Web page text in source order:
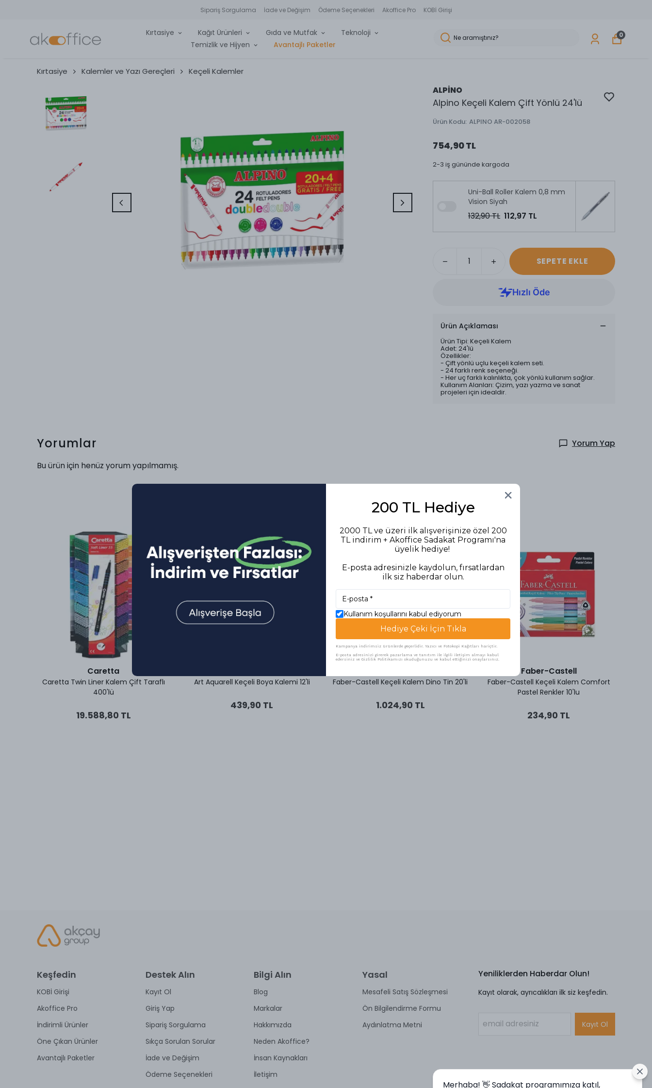
Sipariş Sorgulama İade ve Değişim Ödeme Seçenekleri Akoffice Pro KOBİ Girişi
Kırtasiye Kağıt Ürünleri Gıda ve Mutfak
Teknoloji
Temizlik ve Hijyen
Avantajlı Paketler
0
Kırtasiye Kalemler ve Yazı Gereçleri Keçeli Kalemler
ALPİNO
Alpino Keçeli Kalem Çift Yönlü 24'lü
Ürün Kodu: ALPINO AR-002058
754,90 TL
2-3 iş gününde kargoda
Uni-Ball Roller Kalem 0,8 mm
Vision Siyah
132,90 TL 112,97 TL
SEPETE EKLE
Ürün Açıklaması
Ürün Tipi: Keçeli Kalem
Adet: 24'lü
Özellikler:
- Çift yönlü uçlu keçeli kalem seti.
- 24 farklı renk seçeneği.
- Her uç farklı kalınlıkta, çok yönlü kullanım sağlar.
Kullanım Alanları: Çizim, yazı yazma ve sanat
projeleri için idealdir.
Yorumlar
Yorum Yap
Bu ürün için henüz yorum yapılmamış.
Caretta
Caretta Twin Liner Kalem Çift Taraflı
400'lü
19.588,80 TL
Art Aquarell Keçeli Boya Kalemi 12'li
439,90 TL
Faber-Castell Keçeli Kalem Dino Tin 20'li
1.024,90 TL
Faber-Castell
Faber-Castell Keçeli Kalem Comfort
Pastel Renkler 10'lu
234,90 TL
Keşfedin
KOBİ Girişi
Akoffice Pro
İndirimli Ürünler
Öne Çıkan Ürünler
Avantajlı Paketler
Destek Alın
Kayıt Ol
Giriş Yap
Sipariş Sorgulama
Sıkça Sorulan Sorular
İade ve Değişim
Ödeme Seçenekleri
Bilgi Alın
Blog
Markalar
Hakkımızda
Neden Akoffice?
İnsan Kaynakları
İletişim
Yasal
Mesafeli Satış Sözleşmesi
Ön Bilgilendirme Formu
Aydınlatma Metni
Yeniliklerden Haberdar Olun!
Kayıt olarak, ayrıcalıkları ilk siz keşfedin.
Kayıt Ol
200 TL Hediye
2000 TL ve üzeri ilk alışverişinize özel 200
TL indirim + Akoffice Sadakat Programı'na
üyelik hediye!
E-posta adresinizle kaydolun, fırsatlardan
ilk siz haberdar olun.
Kullanım koşullarını kabul ediyorum
Hediye Çeki İçin Tıkla
Kampanya indirimsiz ürünlerde geçerlidir. Yazıcı ve Fotokopi Kağıtları hariçtir.
E-posta adresinizi girerek pazarlama ve tanıtım ile ilgili iletişim almayı kabul
edersiniz ve Gizlilik Politikamızı okuduğunuzu ve kabul ettiğinizi onaylarsınız.
Merhaba! 👋 Sadakat programımıza katıl,